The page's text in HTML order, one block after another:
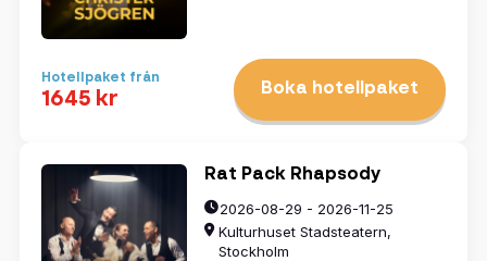
Hotellpaket från
1645 kr Boka hotellpaket
Rat Pack Rhapsody
2026-08-29 - 2026-11-25
Kulturhuset Stadsteatern,
Stockholm